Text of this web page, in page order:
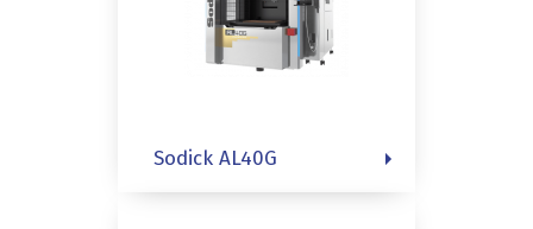
Sodick AL40G